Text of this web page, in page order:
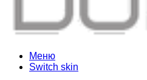
Меню
Switch skin